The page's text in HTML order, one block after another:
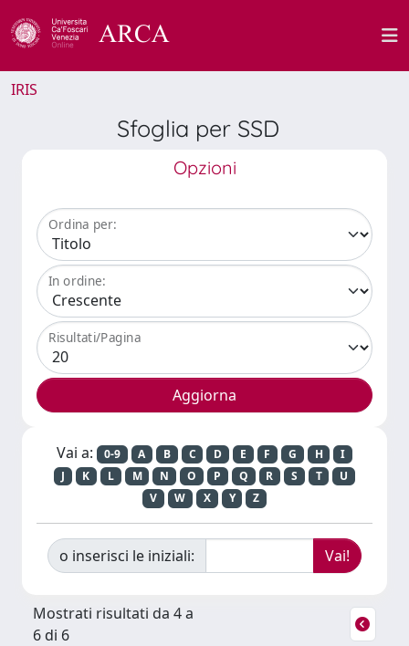
IRIS
Sfoglia per SSD
Opzioni
Ordina per:
In ordine:
Risultati/Pagina
Vai a: 0-9 A B C D E F G H
I
J
K L M N O P Q R S T
U
V
W X Y Z
o inserisci le iniziali:
Mostrati risultati da 4 a
6 di 6